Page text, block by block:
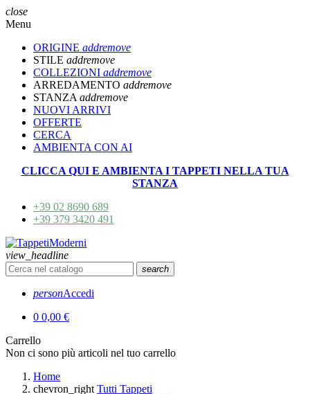
close
Menu
ORIGINE addremove
STILE addremove
COLLEZIONI addremove
ARREDAMENTO addremove
STANZA addremove
NUOVI ARRIVI
OFFERTE
CERCA
AMBIENTA CON AI
CLICCA QUI E AMBIENTA I TAPPETI NELLA TUA
STANZA
+39 02 8690 689
+39 379 3420 491
view_headline
search
personAccedi
0 0,00 €
Carrello
Non ci sono più articoli nel tuo carrello
Home
chevron_right Tutti Tappeti